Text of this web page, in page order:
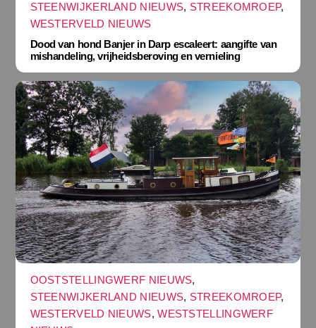
STEENWIJKERLAND NIEUWS, STREEKOMROEP,
WESTERVELD NIEUWS
Dood van hond Banjer in Darp escaleert: aangifte van
mishandeling, vrijheidsberoving en vernieling
OOSTSTELLINGWERF NIEUWS,
STEENWIJKERLAND NIEUWS, STREEKOMROEP,
WESTERVELD NIEUWS,WESTSTELLINGWERF